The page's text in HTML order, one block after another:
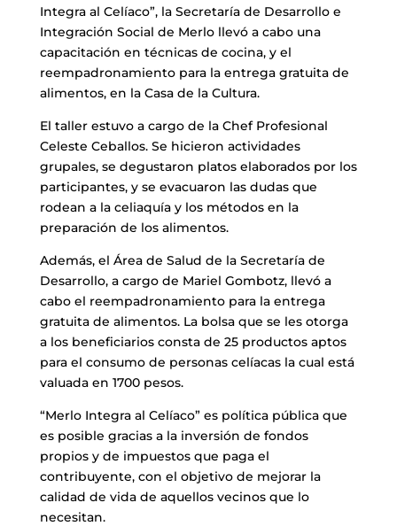
Integra al Celíaco”, la Secretaría de Desarrollo e
Integración Social de Merlo llevó a cabo una
capacitación en técnicas de cocina, y el
reempadronamiento para la entrega gratuita de
alimentos, en la Casa de la Cultura.
El taller estuvo a cargo de la Chef Profesional
Celeste Ceballos. Se hicieron actividades
grupales, se degustaron platos elaborados por los
participantes, y se evacuaron las dudas que
rodean a la celiaquía y los métodos en la
preparación de los alimentos.
Además, el Área de Salud de la Secretaría de
Desarrollo, a cargo de Mariel Gombotz, llevó a
cabo el reempadronamiento para la entrega
gratuita de alimentos. La bolsa que se les otorga
a los beneficiarios consta de 25 productos aptos
para el consumo de personas celíacas la cual está
valuada en 1700 pesos.
“Merlo Integra al Celíaco” es política pública que
es posible gracias a la inversión de fondos
propios y de impuestos que paga el
contribuyente, con el objetivo de mejorar la
calidad de vida de aquellos vecinos que lo
necesitan.